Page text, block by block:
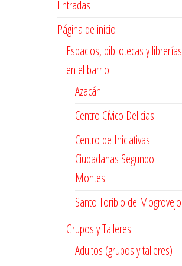
Entradas
Página de inicio
Espacios, bibliotecas y librerías
en el barrio
Azacán
Centro Cívico Delicias
Centro de Iniciativas
Ciudadanas Segundo
Montes
Santo Toribio de Mogrovejo
Grupos y Talleres
Adultos (grupos y talleres)